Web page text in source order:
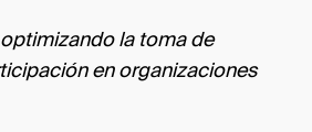
la toma de
en organizaciones